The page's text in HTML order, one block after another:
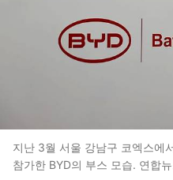
지난 3월 서울 강남구 코엑스에
참가한 BYD의 부스 모습. 연합